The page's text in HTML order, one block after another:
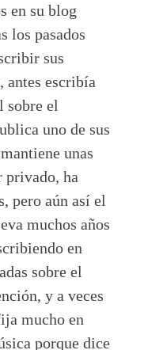
en su blog
los pasados
sus
escribía
sobre el
uno de sus
unas
privado, ha
pero aún así el
muchos años
en
sobre el
y a veces
mucho en
porque dice